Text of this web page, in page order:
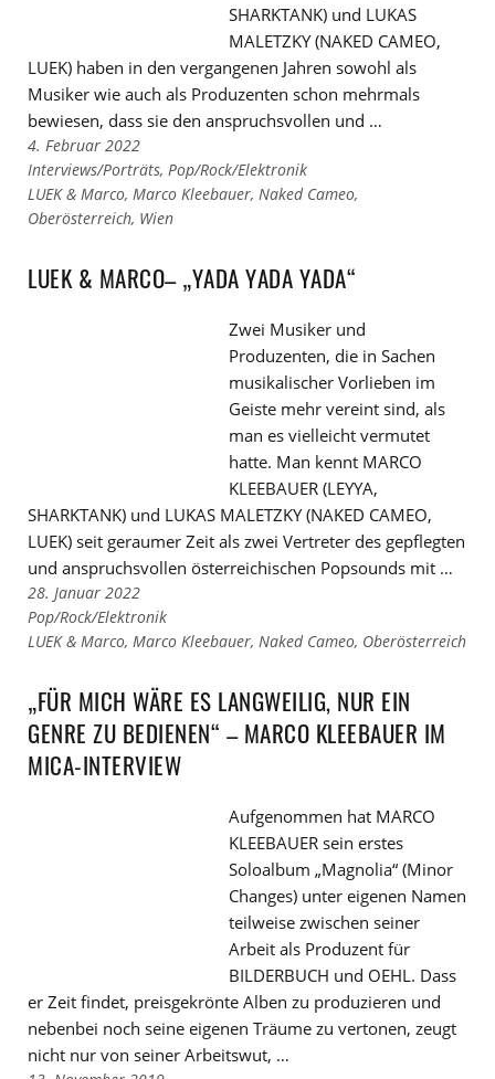
SHARKTANK) und LUKAS
MALETZKY (NAKED CAMEO,
LUEK) haben in den vergangenen Jahren sowohl als
Musiker wie auch als Produzenten schon mehrmals
bewiesen, dass sie den anspruchsvollen und …
4. Februar 2022
Links
zu
den
Interviews/Porträts, Pop/Rock/Elektronik
Links
zu
Tags
LUEK & Marco, Marco Kleebauer, Naked Cameo,
Oberösterreich, Wien
LUEK & MARCO– „YADA YADA YADA“
Zwei Musiker und
Produzenten, die in Sachen
musikalischer Vorlieben im
Geiste mehr vereint sind, als
man es vielleicht vermutet
hatte. Man kennt MARCO
KLEEBAUER (LEYYA,
SHARKTANK) und LUKAS MALETZKY (NAKED CAMEO,
LUEK) seit geraumer Zeit als zwei Vertreter des gepflegten
und anspruchsvollen österreichischen Popsounds mit …
28. Januar 2022
Links
zu
Kategorien
Pop/Rock/Elektronik
Links
den
Tags
LUEK & Marco, Marco Kleebauer, Naked Cameo, Oberösterreich
„FÜR MICH WÄRE ES LANGWEILIG, NUR EIN
GENRE ZU BEDIENEN“ – MARCO KLEEBAUER IM
MICA-INTERVIEW
Aufgenommen hat MARCO
KLEEBAUER sein erstes
Soloalbum „Magnolia“ (Minor
Changes) unter eigenen Namen
teilweise zwischen seiner
Arbeit als Produzent für
BILDERBUCH und OEHL. Dass
er Zeit findet, preisgekrönte Alben zu produzieren und
nebenbei noch seine eigenen Träume zu vertonen, zeugt
nicht nur von seiner Arbeitswut, …